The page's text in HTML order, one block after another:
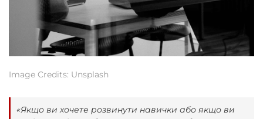
Image Credits: Unsplash
«Якщо ви хочете розвинути навички або якщо ви